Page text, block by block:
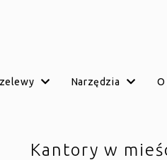
narzędzia
Kantory w